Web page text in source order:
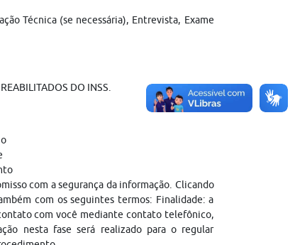
Técnica (se necessária), Entrevista, Exame
DO INSS.
com a segurança da informação. Clicando
com os seguintes termos: Finalidade: a
com você mediante contato telefônico,
nesta fase será realizado para o regular